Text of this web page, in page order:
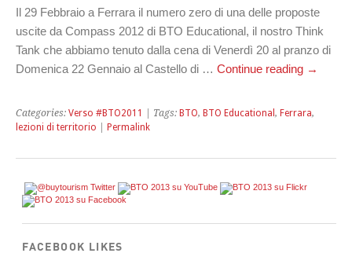
Il 29 Febbraio a Ferrara il numero zero di una delle proposte
uscite da Compass 2012 di BTO Educational, il nostro Think
Tank che abbiamo tenuto dalla cena di Venerdì 20 al pranzo di
Domenica 22 Gennaio al Castello di … Continue reading →
Categories: Verso #BTO2011 | Tags: BTO, BTO Educational , Ferrara,
lezioni di territorio
Permalink
FACEBOOK LIKES